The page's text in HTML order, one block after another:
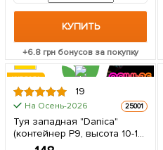
КУПИТЬ
+6.8 грн бонусов за покупку
ХИТ ГОДА
19
На Осень-2026 25001
Туя западная "Danica"
(контейнер Р9, высота 10-12
см) 1 саженец в упаковке